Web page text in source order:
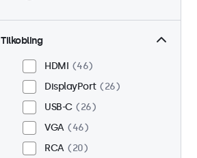
Tilkobling
HDMI
46
DisplayPort
26
USB-C
26
VGA
46
RCA
20